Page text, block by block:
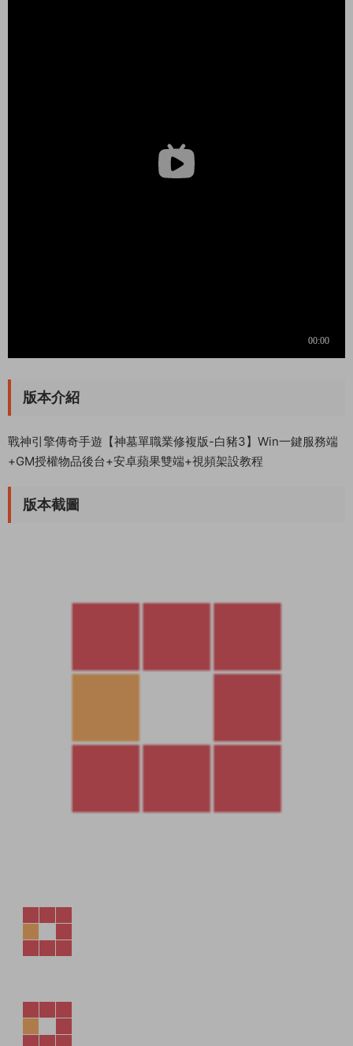
版本介紹
戰神引擎傳奇手遊【神墓單職業修複版-白豬3】Win一鍵服務端
+GM授權物品後台+安卓蘋果雙端+視頻架設教程
版本截圖